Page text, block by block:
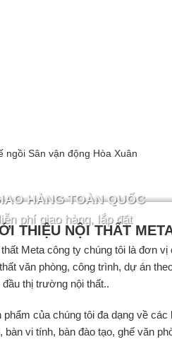
ngồi Sân vận động Hòa Xuân
HÀNG TOÀN QUỐC
phí giao hàng, lắp đặt
THIỆU NỘI THẤT
thất Meta công ty chúng tôi là đơn
văn phòng, công trình, dự án
đầu thị trường nội thất..
phẩm của chúng tôi đa dạng về
bàn vi tính, bàn đào tạo, ghế văn